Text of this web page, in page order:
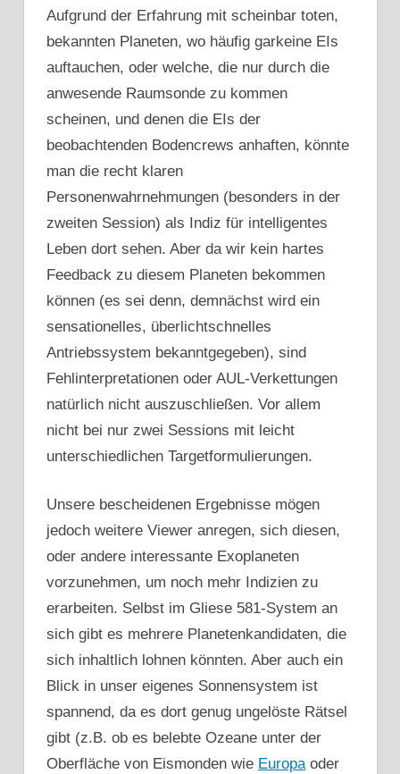
Aufgrund der Erfahrung mit scheinbar toten,
bekannten Planeten, wo häufig garkeine EIs
auftauchen, oder welche, die nur durch die
anwesende Raumsonde zu kommen
scheinen, und denen die EIs der
beobachtenden Bodencrews anhaften, könnte
man die recht klaren
Personenwahrnehmungen (besonders in der
zweiten Session) als Indiz für intelligentes
Leben dort sehen. Aber da wir kein hartes
Feedback zu diesem Planeten bekommen
können (es sei denn, demnächst wird ein
sensationelles, überlichtschnelles
Antriebssystem bekanntgegeben), sind
Fehlinterpretationen oder AUL-Verkettungen
natürlich nicht auszuschließen. Vor allem
nicht bei nur zwei Sessions mit leicht
unterschiedlichen Targetformulierungen.
Unsere bescheidenen Ergebnisse mögen
jedoch weitere Viewer anregen, sich diesen,
oder andere interessante Exoplaneten
vorzunehmen, um noch mehr Indizien zu
erarbeiten. Selbst im Gliese 581-System an
sich gibt es mehrere Planetenkandidaten, die
sich inhaltlich lohnen könnten. Aber auch ein
Blick in unser eigenes Sonnensystem ist
spannend, da es dort genug ungelöste Rätsel
gibt (z.B. ob es belebte Ozeane unter der
Oberfläche von Eismonden wie Europaoder